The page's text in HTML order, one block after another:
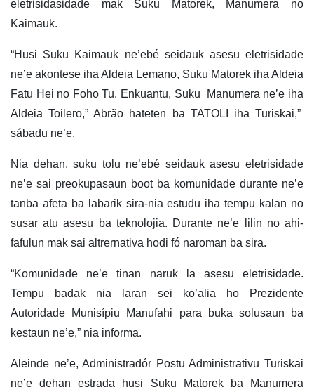
eletrisidasidade mak Suku Matorek, Manumera no
Kaimauk.
“Husi Suku Kaimauk ne’ebé seidauk asesu eletrisidade
ne’e akontese iha Aldeia Lemano, Suku Matorek iha Aldeia
Fatu Hei no Foho Tu. Enkuantu, Suku Manumera ne’e iha
Aldeia Toilero,” Abrão hateten ba TATOLI iha Turiskai,”
sábadu ne’e.
Nia dehan, suku tolu ne’ebé seidauk asesu eletrisidade
ne’e sai preokupasaun boot ba komunidade durante ne’e
tanba afeta ba labarik sira-nia estudu iha tempu kalan no
susar atu asesu ba teknolojia. Durante ne’e lilin no ahi-
fafulun mak sai altrernativa hodi fó naroman ba sira.
“Komunidade ne’e tinan naruk la asesu eletrisidade.
Tempu badak nia laran sei ko’alia ho Prezidente
Autoridade Munisípiu Manufahi para buka solusaun ba
kestaun ne’e,” nia informa.
Aleinde ne’e, Administradór Postu Administrativu Turiskai
ne’e dehan estrada husi Suku Matorek ba Manumera